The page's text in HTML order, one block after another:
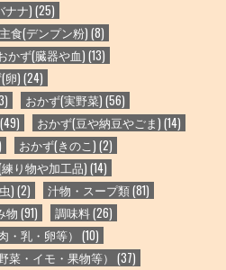
ナナ) (25)
主食(デンプン粉) (8)
かず(臓器や血) (13)
卵) (24)
おかず(実野菜) (56)
(49) おかず(豆や納豆やごま) (14)
おかず(きのこ) (2)
り物や加工品)(14)
) (2) 汁物・スープ類(81)
物 (91) 調味料(26)
・乳・卵等） (10)
菜・イモ・果物等） (37)